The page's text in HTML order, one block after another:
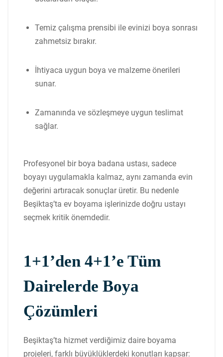
Temiz çalışma prensibi ile evinizi boya sonrası
zahmetsiz bırakır.
İhtiyaca uygun boya ve malzeme önerileri
sunar.
Zamanında ve sözleşmeye uygun teslimat
sağlar.
Profesyonel bir boya badana ustası, sadece
boyayı uygulamakla kalmaz, aynı zamanda evin
değerini artıracak sonuçlar üretir. Bu nedenle
Beşiktaş’ta ev boyama işlerinizde doğru ustayı
seçmek kritik önemdedir.
1+1’den 4+1’e Tüm
Dairelerde Boya
Çözümleri
Beşiktaş’ta hizmet verdiğimiz daire boyama
projeleri, farklı büyüklüklerdeki konutları kapsar: